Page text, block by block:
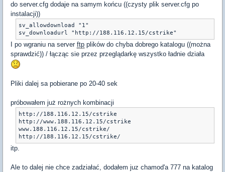
do server.cfg dodaje na samym końcu ((czysty plik server.cfg po
instalacji))
sv_allowdownload "1"
sv_downloadurl "http://188.116.12.15/cstrike"
I po wgraniu na server ftp plików do chyba dobrego katalogu ((można
sprawdzić)) / łącząc sie przez przeglądarkę wszystko ładnie działa
Pliki dalej sa pobierane po 20-40 sek
próbowałem już rożnych kombinacji
http://188.116.12.15/cstrike
http://www.188.116.12.15/cstrike
www.188.116.12.15/cstrike/
http://188.116.12.15/cstrike/
itp.
Ale to dalej nie chce zadziałać, dodałem juz chamod'a 777 na katalog